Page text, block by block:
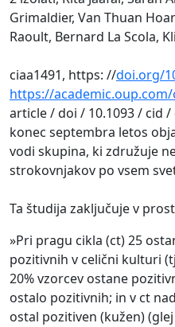
Grimaldier, Van Thuan
Raoult, Bernard La Scola,
ciaa1491, https: //doi.org/
https://
article / doi / 10.1093 / cid /
konec septembra letos
vodi skupina, ki združuje
strokovnjakov po vsem
Ta študija zaključuje v
»Pri pragu cikla (ct) 25
pozitivnih v celični kulturi
20% vzorcev ostane
ostalo pozitivnih; in v ct
ostal pozitiven (kužen)